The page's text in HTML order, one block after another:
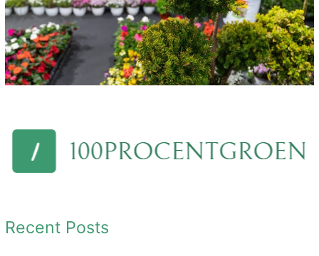
Recent Posts